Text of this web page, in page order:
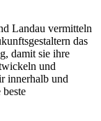
Landau vermitteln
das
damit sie ihre
und
innerhalb und